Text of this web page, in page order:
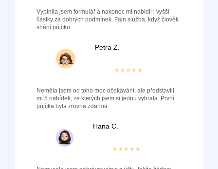
Vyplnila jsem formulář a nakonec mi nabídli i vyšší
částky za dobrých podmínek. Fajn služba, když člověk
shání půjčku.
Petra Z.
Neměla jsem od toho moc očekávání, ale představili
mi 5 nabídek, ze kterých jsem si jednu vybrala. První
půjčka byla zrovna zdarma.
Hana C.